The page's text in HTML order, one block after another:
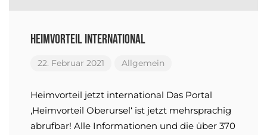
Heimvorteil International
22. Februar 2021 Allgemein
Heimvorteil jetzt international Das Portal
‚Heimvorteil Oberursel‘ ist jetzt mehr­sprachig
abrufbar! Alle Informationen und die über 370